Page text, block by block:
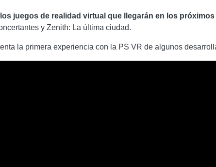
juegos de realidad virtual que llegarán en los próximos
y Zenith: La última ciudad.
la primera experiencia con la PS VR de algunos